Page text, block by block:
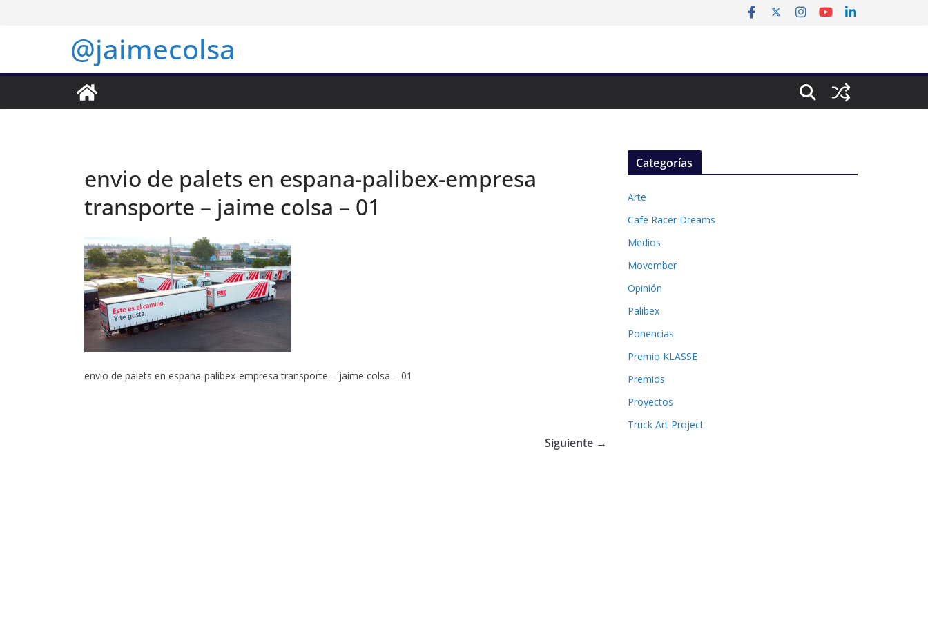
@jaimecolsa
envio de palets en espana-palibex-empresa
transporte – jaime colsa – 01
envio de palets en espana-palibex-empresa transporte – jaime colsa – 01
Siguiente →
Categorías
Arte
Cafe Racer Dreams
Medios
Movember
Opinión
Palibex
Ponencias
Premio KLASSE
Premios
Proyectos
Truck Art Project